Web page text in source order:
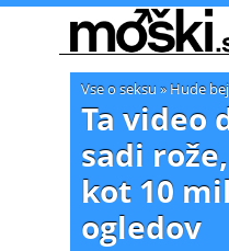
Vse o seksu » Hude
Ta video
sadi
kot 10
ogledov